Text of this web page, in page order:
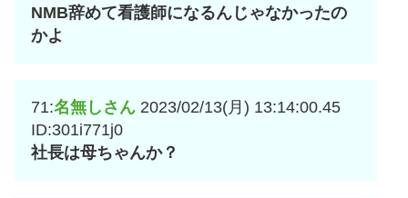
NMB辞めて看護師になるんじゃなかったの
かよ
71:名無しさん 2023/02/13(月) 13:14:00.45
ID:301i771j0
社長は母ちゃんか？